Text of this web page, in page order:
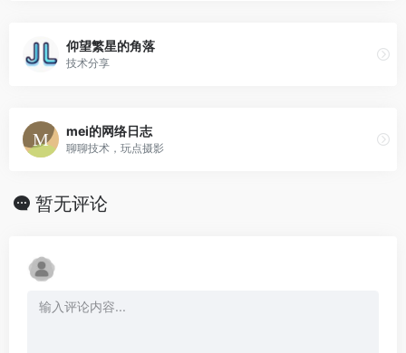
仰望繁星的角落
技术分享
mei的网络日志
聊聊技术，玩点摄影
暂无评论